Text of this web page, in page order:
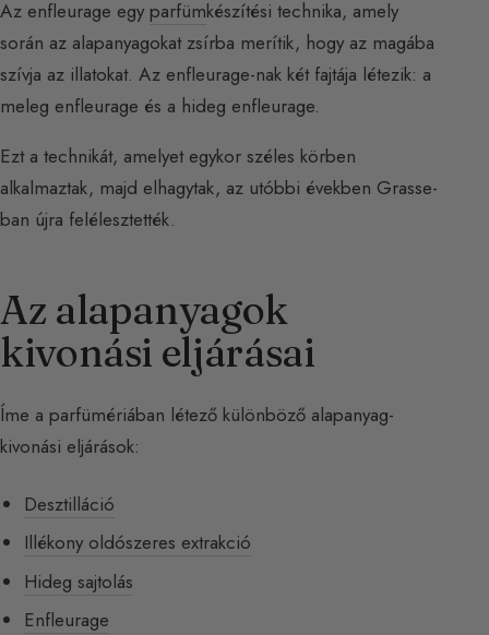
Az enfleurage egy parfümkészítési technika, amely
során az alapanyagokat zsírba merítik, hogy az magába
szívja az illatokat. Az enfleurage-nak két fajtája létezik: a
meleg enfleurage és a hideg enfleurage.
Ezt a technikát, amelyet egykor széles körben
alkalmaztak, majd elhagytak, az utóbbi években Grasse-
ban újra felélesztették.
Az alapanyagok
kivonási eljárásai
Íme a parfümériában létező különböző alapanyag-
kivonási eljárások:
Desztilláció
Illékony oldószeres extrakció
Hideg sajtolás
Enfleurage